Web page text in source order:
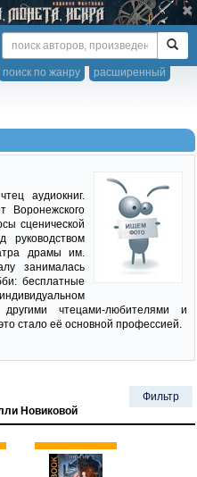
расширенный
поиск по жанру
аудиокниг.
Воронежского
сценической
руководством
драмы им.
занималась
бесплатные
чтецами-любителями и
стало её основной профессией.
Фильтр
Новиковой